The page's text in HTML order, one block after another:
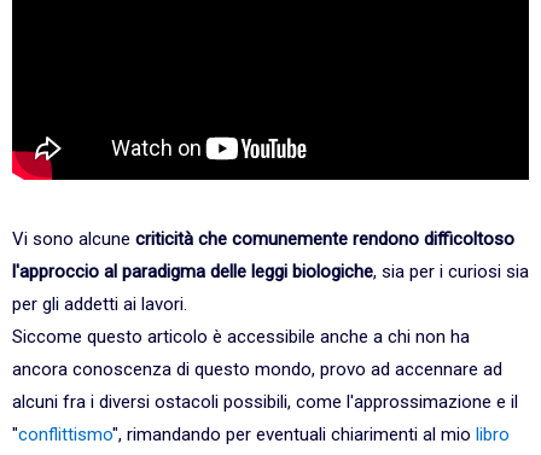
Vi sono alcune criticità che comunemente rendono difficoltoso
l'approccio al paradigma delle leggi biologiche, sia per i curiosi sia
per gli addetti ai lavori.
Siccome questo articolo è accessibile anche a chi non ha
ancora conoscenza di questo mondo, provo ad accennare ad
alcuni fra i diversi ostacoli possibili, come l'approssimazione e il
"conflittismo", rimandando per eventuali chiarimenti al mio libro